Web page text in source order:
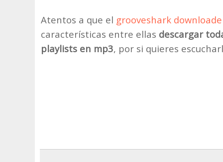
Atentos a que el grooveshark
características entre ellas descargar
playlists en mp3, por si quieres